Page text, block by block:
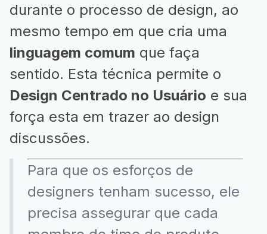
durante o processo de design, ao
mesmo tempo em que cria uma
linguagem comum que faça
sentido. Esta técnica permite o
Design Centrado no Usuário e sua
força esta em trazer ao design
discussões.
Para que os esforços de
designers tenham sucesso, ele
precisa assegurar que cada